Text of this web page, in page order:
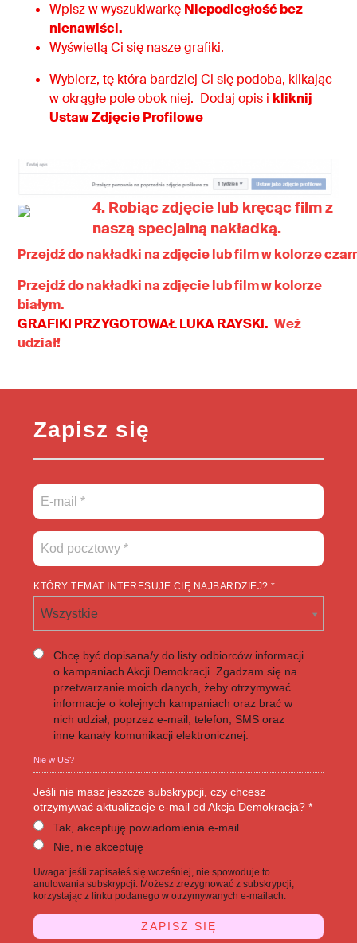
Wpisz w wyszukiwarkę Niepodległość bez
nienawiści.
Wyświetlą Ci się nasze grafiki.
Wybierz, tę która bardziej Ci się podoba, klikając
w okrągłe pole obok niej. Dodaj opis i kliknij
Ustaw Zdjęcie Profilowe
4. Robiąc zdjęcie lub kręcąc film z
naszą specjalną nakładką.
Przejdź do nakładki na zdjęcie lub film w kolorze
Przejdź do nakładki na zdjęcie lub film w kolorze
białym.
GRAFIKI PRZYGOTOWAŁ LUKA RAYSKI. Weź
udział!
Zapisz się
KTÓRY TEMAT INTERESUJE CIĘ NAJBARDZIEJ? *
Wszystkie
Chcę być dopisana/y do listy odbiorców informacji
o kampaniach Akcji Demokracji. Zgadzam się na
przetwarzanie moich danych, żeby otrzymywać
informacje o kolejnych kampaniach oraz brać w
nich udział, poprzez e-mail, telefon, SMS oraz
inne kanały komunikacji elektronicznej.
Nie wUS?
Jeśli nie masz jeszcze subskrypcji, czy chcesz
otrzymywać aktualizacje e-mail od Akcja Demokracja? *
Tak, akceptuję powiadomienia e-mail
Nie, nie akceptuję
Uwaga: jeśli zapisałeś się wcześniej, nie spowoduje to
anulowania subskrypcji. Możesz zrezygnować z subskrypcji,
korzystając z linku podanego w otrzymywanych e-mailach.